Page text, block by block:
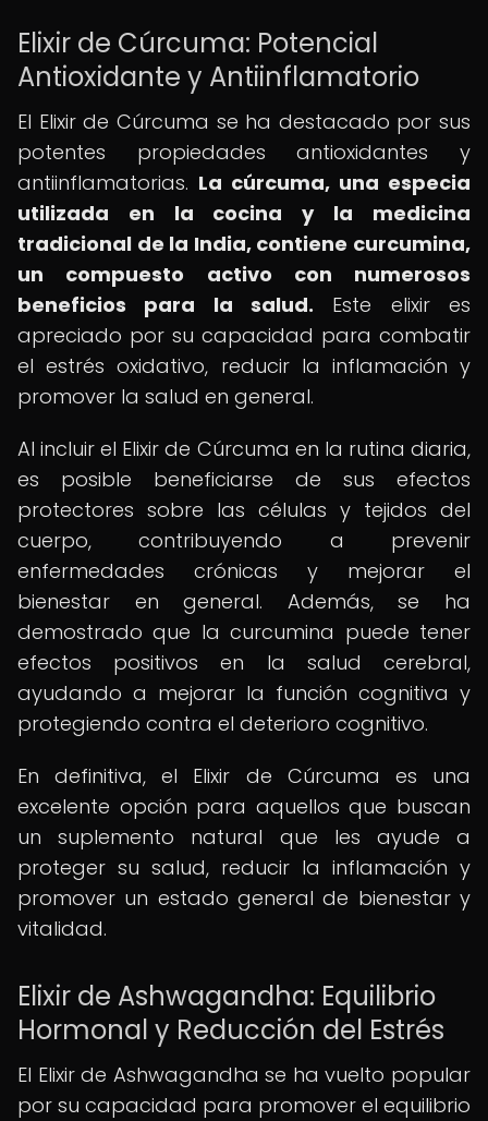
Elixir de Cúrcuma: Potencial
Antioxidante y Antiinflamatorio
El Elixir de Cúrcuma se ha destacado por sus
potentes propiedades antioxidantes y
antiinflamatorias. La cúrcuma, una especia
utilizada en la cocina y la medicina
tradicional de la India, contiene curcumina,
un compuesto activo con numerosos
beneficios para la salud. Este elixir es
apreciado por su capacidad para combatir
el estrés oxidativo, reducir la inflamación y
promover la salud en general.
Al incluir el Elixir de Cúrcuma en la rutina diaria,
es posible beneficiarse de sus efectos
protectores sobre las células y tejidos del
cuerpo, contribuyendo a prevenir
enfermedades crónicas y mejorar el
bienestar en general. Además, se ha
demostrado que la curcumina puede tener
efectos positivos en la salud cerebral,
ayudando a mejorar la función cognitiva y
protegiendo contra el deterioro cognitivo.
En definitiva, el Elixir de Cúrcuma es una
excelente opción para aquellos que buscan
un suplemento natural que les ayude a
proteger su salud, reducir la inflamación y
promover un estado general de bienestar y
vitalidad.
Elixir de Ashwagandha: Equilibrio
Hormonal y Reducción del Estrés
El Elixir de Ashwagandha se ha vuelto popular
por su capacidad para promover el equilibrio